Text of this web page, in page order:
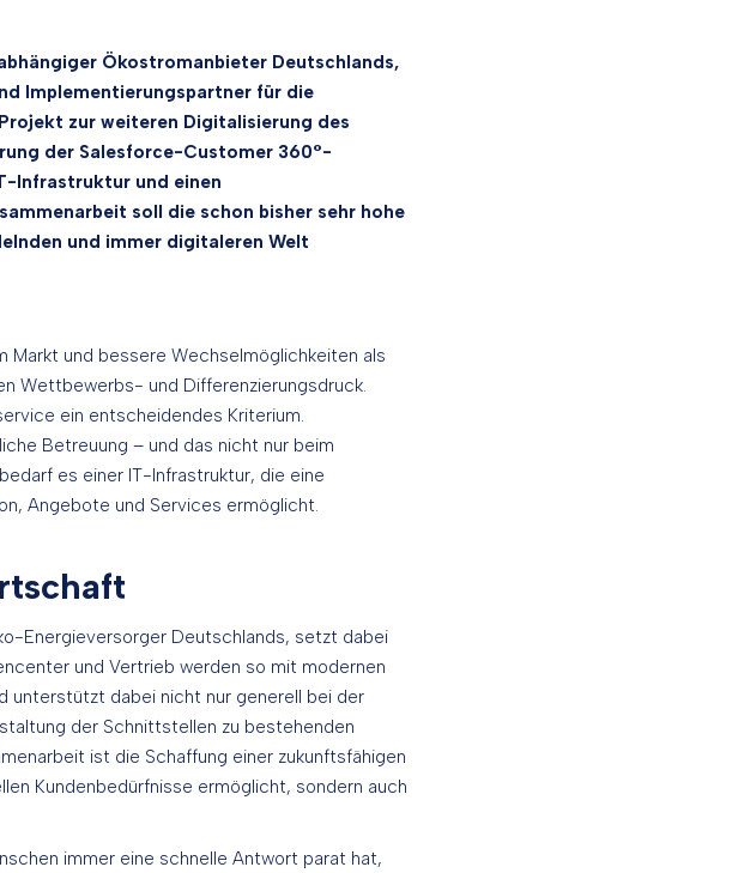
Ökostromanbieter Deutschlands,
Implementierungspartner für die
zur weiteren Digitalisierung des
der Salesforce-Customer 360°-
Infrastruktur und einen
soll die schon bisher sehr hohe
und immer digitaleren Welt
Markt und bessere Wechselmöglichkeiten als
Wettbewerbs- und Differenzierungsdruck.
ein entscheidendes Kriterium.
Betreuung – und das nicht nur beim
es einer IT-Infrastruktur, die eine
Angebote und Services ermöglicht.
Energieversorger Deutschlands, setzt dabei
und Vertrieb werden so mit modernen
unterstützt dabei nicht nur generell bei der
der Schnittstellen zu bestehenden
ist die Schaffung einer zukunftsfähigen
Kundenbedürfnisse ermöglicht, sondern auch
immer eine schnelle Antwort parat hat,